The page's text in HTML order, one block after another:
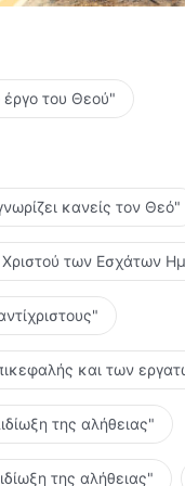
έργο του Θεού"
κανείς τον Θεό"
Χριστού των Εσχάτων
και των
της αλήθειας"
της αλήθειας"